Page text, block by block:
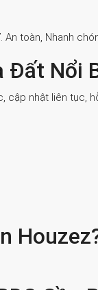
toàn, Nhanh
Đất Nổi
cập nhật liên tục,